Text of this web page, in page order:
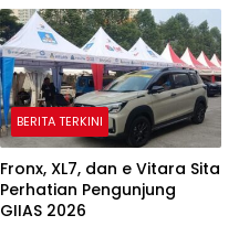
BERITA TERKINI
Fronx, XL7, dan e Vitara Sita
Perhatian Pengunjung
GIIAS 2026